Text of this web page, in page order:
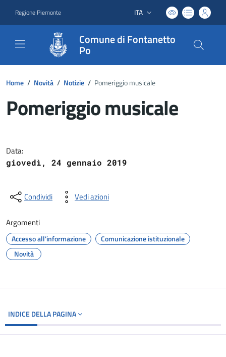
Regione Piemonte Lingua attiva:
ITA
Comune di Fontanetto
Po
Home / Novità / Notizie / Pomeriggio musicale
Pomeriggio musicale
Data:
giovedì, 24 gennaio 2019
Condividi Vedi azioni
Argomenti
Accesso all'informazione
Comunicazione istituzionale
Novità
INDICE DELLA PAGINA